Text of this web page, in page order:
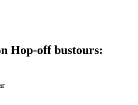
Hop-off bustours: